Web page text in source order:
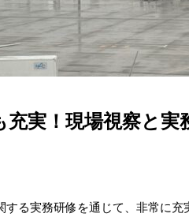
充実！現場視察と実
る実務研修を通じて、非常に充